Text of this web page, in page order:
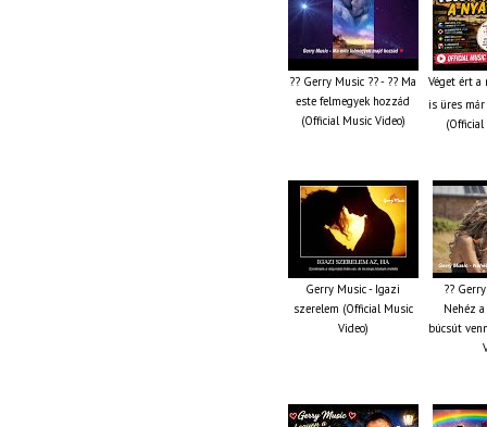
?? Gerry Music ?? - ?? Ma
este felmegyek hozzád
(Official Music Video)
Véget ért
is üres
(Official
Gerry Music - Igazi
szerelem (Official Music
Video)
??
Nehéz
búcsút